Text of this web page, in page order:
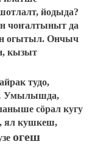
йодыда?
чоҥалтыныт да
огытыл. Ончыч
кызыт
тудо,
Умылышда,
сӧрал кугу
ял кушкеш,
огеш